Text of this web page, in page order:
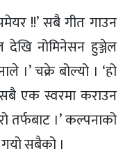
!!’ सबै गीत गाउन
नोमिनेसन हुञ्जेल
।’ चक्रे बोल्यो । ‘हो
एक स्वरमा कराउन
तर्फबाट ।’ कल्पनाको
सबैको ।